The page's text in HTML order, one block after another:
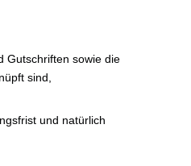
Gutschriften sowie die
sind,
und natürlich